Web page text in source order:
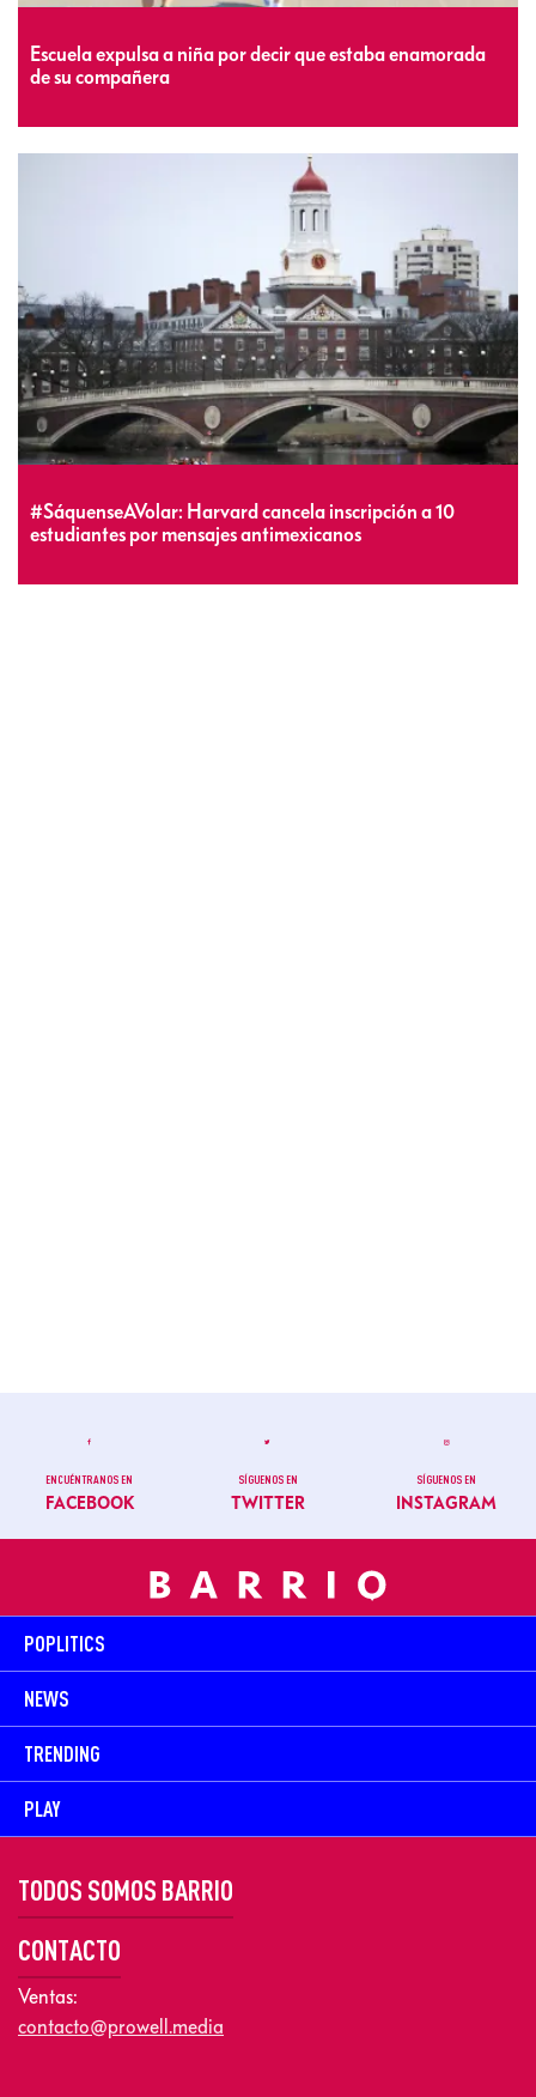
Escuela expulsa a niña por decir que estaba enamorada
de su compañera
#SáquenseAVolar: Harvard cancela inscripción a 10
estudiantes por mensajes antimexicanos
ENCUÉNTRANOS EN
FACEBOOK
SÍGUENOS EN
TWITTER
SÍGUENOS EN
INSTAGRAM
POPLITICS
NEWS
TRENDING
PLAY
TODOS SOMOS BARRIO
CONTACTO
Ventas:
contacto@prowell.media